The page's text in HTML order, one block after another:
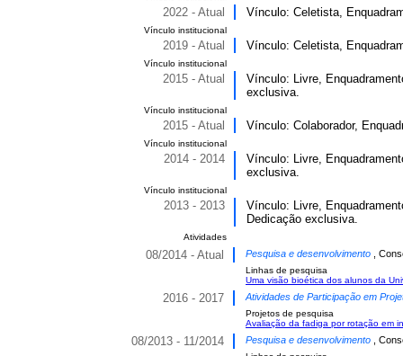
2022 - Atual Vínculo: Celetista,
Vínculo institucional
2019 - Atual Vínculo: Celetista,
Vínculo institucional
2015 - Atual
Vínculo: Livre,
exclusiva.
Vínculo institucional
2015 - Atual Vínculo: Colaborador,
Vínculo institucional
2014 - 2014
Vínculo: Livre,
exclusiva.
Vínculo institucional
2013 - 2013
Vínculo: Livre,
Dedicação exclusiva.
Atividades
08/2014 - Atual Pesquisa e desenvolvimento ,
Linhas de pesquisa
Uma visão bioética dos alunos da
2016 - 2017 Atividades de Participação em
Projetos de pesquisa
Avaliação da fadiga por rotação em
08/2013 - 11/2014 Pesquisa e desenvolvimento ,